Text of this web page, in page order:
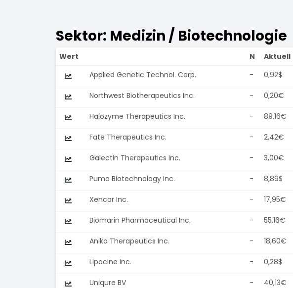
Sektor: Medizin / Biotechnologie
Wert N Aktuell
Applied Genetic Technol. Corp.
- 0,92$
Northwest Biotherapeutics Inc. - 0,20€
Halozyme Therapeutics Inc. - 89,16€
Fate Therapeutics Inc. - 2,42€
Galectin Therapeutics Inc. - 3,00€
Puma Biotechnology Inc. - 8,89$
Xencor Inc. - 17,95€
Biomarin Pharmaceutical Inc. - 55,16€
Anika Therapeutics Inc. - 18,60€
Lipocine Inc. - 0,28$
Uniqure BV - 40,13€